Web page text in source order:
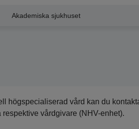
Akademiska sjukhuset
högspecialiserad vård kan du
vårdgivare (NHV-enhet).